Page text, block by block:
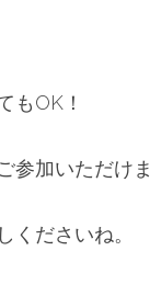
もOK！
参加いただけま
ださいね。